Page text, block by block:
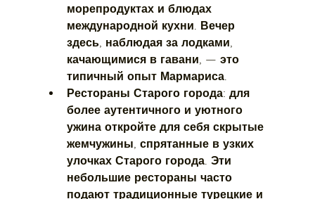
морепродуктах и блюдах
международной кухни. Вечер
здесь, наблюдая за лодками,
качающимися в гавани, — это
типичный опыт Мармариса.
Рестораны Старого города: для
более аутентичного и уютного
ужина откройте для себя скрытые
жемчужины, спрятанные в узких
улочках Старого города. Эти
небольшие рестораны часто
подают традиционные турецкие и